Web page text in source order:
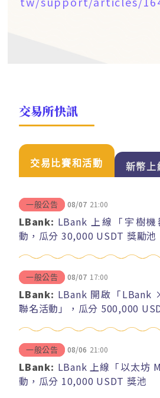
交易所快訊
交易比賽和活動 新幣上
一般公告 08/07 21:00
LBank: LBank 上線「宇樹
動，瓜分 30,000 USDT 獎勵池
一般公告 08/07 17:00
LBank: LBank 開啟「LBank
聯名活動」，瓜分 500,000
一般公告 08/06 21:00
LBank: LBank 上線「以太坊
動，瓜分 10,000 USDT 獎池